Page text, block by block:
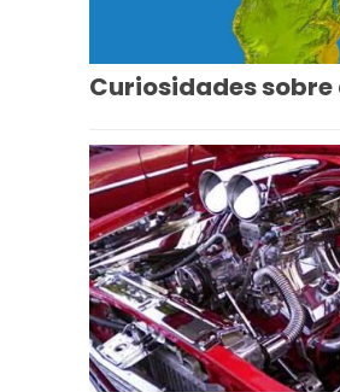
Curiosidades